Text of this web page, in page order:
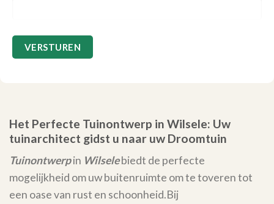
Het Perfecte Tuinontwerp in Wilsele: Uw
tuinarchitect gidst u naar uw Droomtuin
Tuinontwerpin Wilselebiedt de perfecte
mogelijkheid om uw buitenruimte om te toveren tot
een oase van rust en schoonheid.Bij